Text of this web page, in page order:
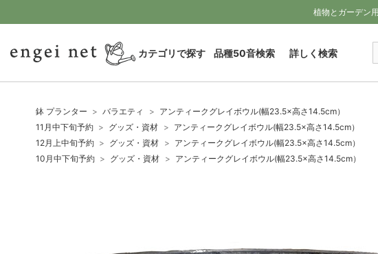
植物とガーデン
カテゴリで探す 品種50音検索 詳しく検索
鉢 プランター バラエティ
アンティークグレイボウル(幅23.5×高さ14.5cm）
11月中下旬予約
グッズ・資材
アンティークグレイボウル(幅23.5×高さ14.5cm）
12月上中旬予約
グッズ・資材
アンティークグレイボウル(幅23.5×高さ14.5cm）
10月中下旬予約
グッズ・資材 アンティークグレイボウル(幅23.5×高さ14.5cm）